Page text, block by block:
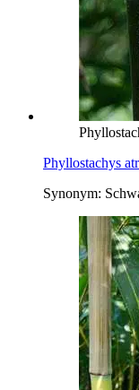
Phyllostachys
Synonym: